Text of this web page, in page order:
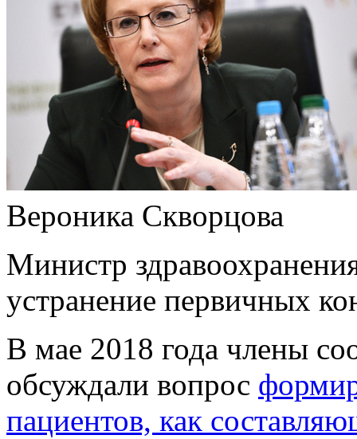
Вероника Скворцова
Министр
устранение первичных
В мае 2018 года члены
обсуждали вопрос
пациентов, как